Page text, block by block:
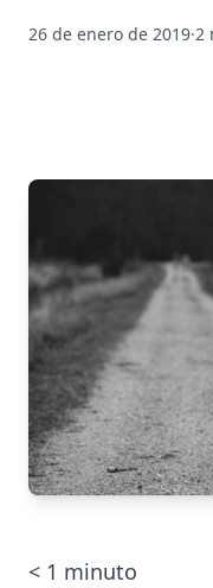
26 de enero de 2019·2
< 1 minuto